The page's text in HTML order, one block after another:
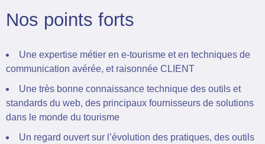
Nos points forts
Une expertise métier en e-tourisme et en techniques de
communication avérée, et raisonnée CLIENT
Une très bonne connaissance technique des outils et
standards du web, des principaux fournisseurs de solutions
dans le monde du tourisme
Un regard ouvert sur l’évolution des pratiques, des outils